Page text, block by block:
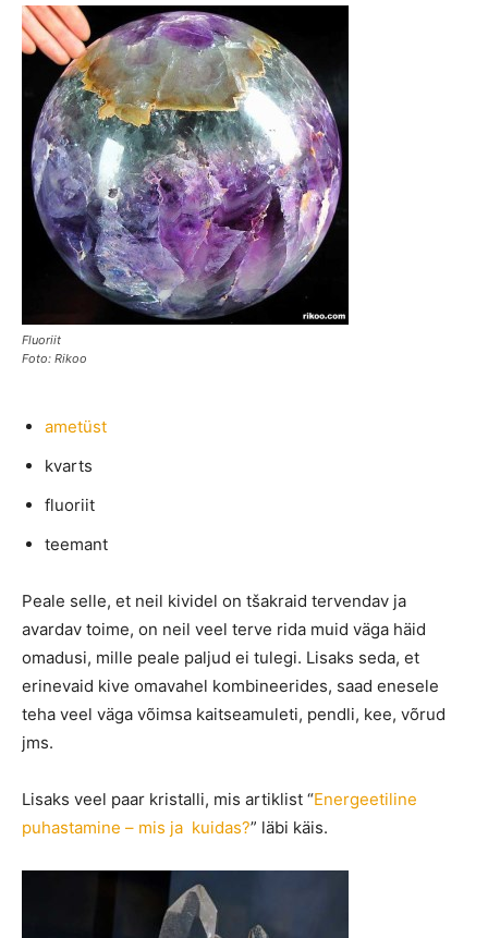
Fluoriit
Foto: Rikoo
ametüst
kvarts
fluoriit
teemant
Peale selle, et neil kividel on tšakraid tervendav ja
avardav toime, on neil veel terve rida muid väga häid
omadusi, mille peale paljud ei tulegi. Lisaks seda, et
erinevaid kive omavahel kombineerides, saad enesele
teha veel väga võimsa kaitseamuleti, pendli, kee, võrud
jms.
Lisaks veel paar kristalli, mis artiklist “Energeetiline
puhastamine – mis ja kuidas?” läbi käis.